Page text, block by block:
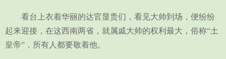
看台上衣着华丽的达官显贵们，看见大帅到场，便纷纷
起来迎接，在这西南两省，就属戚大帅的权利最大，俗称“土
皇帝”，所有人都要敬着他。